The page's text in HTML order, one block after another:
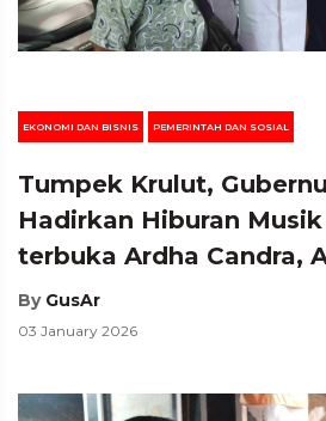
EKONOMI DAN BISNIS PEMERINTAH DAN SOSIAL
Tumpek Krulut,
Hadirkan Hiburan
terbuka Ardha Candra,
By GusAr
03 January 2026